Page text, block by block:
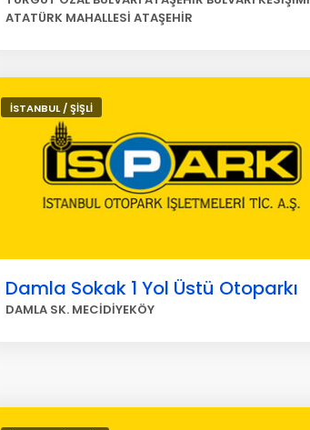
ATATÜRK MAHALLESİ ATAŞEHİR
İSTANBUL / ŞİŞLİ
Damla Sokak 1 Yol Üstü Otoparkı
DAMLA SK. MECİDİYEKÖY